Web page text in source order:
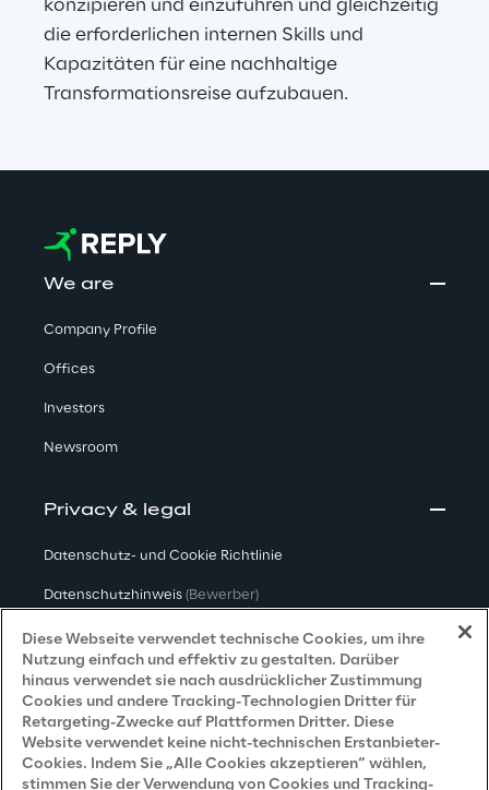
konzipieren und einzuführen und gleichzeitig
die erforderlichen internen Skills und
Kapazitäten für eine nachhaltige
Transformationsreise aufzubauen.
We are
Company Profile
Offices
Investors
Newsroom
Privacy & legal
Datenschutz- und Cookie Richtlinie
Datenschutzhinweis (Bewerber)
Datenschutzhinweis(Kunden)
Datenschutzhinweis (Dienstleister)
Datenschutzhinweis (Marketing)
Grundsatzerklärung - LKSG(Deutschland)
Diese Webseite verwendet technische Cookies, um ihre
Nutzung einfach und effektiv zu gestalten. Darüber
hinaus verwendet sie nach ausdrücklicher Zustimmung
Cookies und andere Tracking-Technologien Dritter für
Retargeting-Zwecke auf Plattformen Dritter. Diese
Website verwendet keine nicht-technischen Erstanbieter-
Cookies. Indem Sie „Alle Cookies akzeptieren“ wählen,
stimmen Sie der Verwendung von Cookies und Tracking-